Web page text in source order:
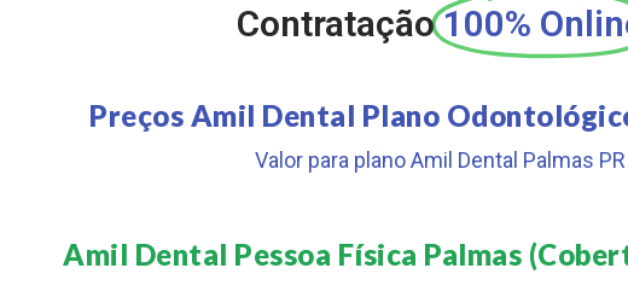
Contratação 100%
Preços Amil Dental Plano
Valor para plano Amil Dental Palmas PR
Amil Dental Pessoa Física Palmas